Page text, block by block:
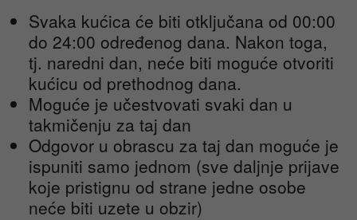
Svaka kućica će biti otključana od 00:00
do 24:00 određenog dana. Nakon toga,
tj. naredni dan, neće biti moguće otvoriti
kućicu od prethodnog dana.
Moguće je učestvovati svaki dan u
takmičenju za taj dan
Odgovor u obrascu za taj dan moguće je
ispuniti samo jednom (sve daljnje prijave
koje pristignu od strane jedne osobe
neće biti uzete u obzir)